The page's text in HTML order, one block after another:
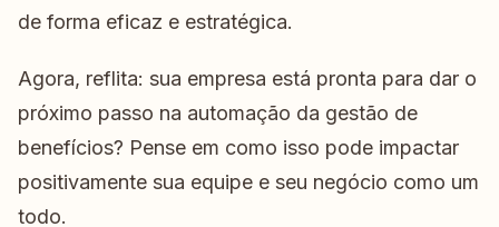
de forma eficaz e estratégica.
Agora, reflita: sua empresa está pronta para dar o
próximo passo na automação da gestão de
benefícios? Pense em como isso pode impactar
positivamente sua equipe e seu negócio como um
todo.